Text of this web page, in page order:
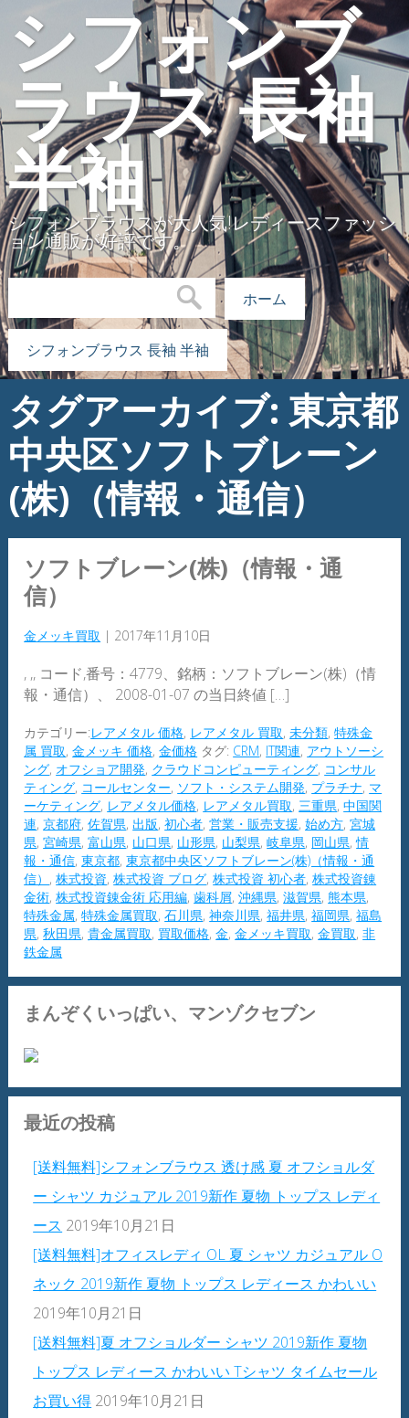
シフォンブ
ラウス 長袖
半袖
シフォンブラウスが大人気!レディースファッシ
ョン通販が好評です。
検索:
ホーム
シフォンブラウス 長袖 半袖
タグアーカイブ: 東京都
中央区ソフトブレーン
(株)（情報・通信）
ソフトブレーン(株)（情報・通
信）
金メッキ買取 | 2017年11月10日
, ,, コード,番号：4779、銘柄：ソフトブレーン(株)（情
報・通信）、 2008-01-07 の当日終値 […]
カテゴリー:レアメタル 価格, レアメタル 買取,未分類,特殊金
属 買取,金メッキ 価格,金価格 タグ: CRM, IT関連, アウトソーシ
ング, オフショア開発, クラウドコンピューティング, コンサル
ティング, コールセンター, ソフト・システム開発, プラチナ, マ
ーケティング, レアメタル価格, レアメタル買取,三重県,中国関
連,京都府,佐賀県,出版,初心者,営業・販売支援,始め方,宮城
県,宮崎県,富山県, 山口県, 山形県, 山梨県,岐阜県, 岡山県,情
報・通信,東京都,東京都中央区ソフトブレーン(株)（情報・通
信） ,株式投資,株式投資 ブログ,株式投資 初心者,株式投資錬
金術,株式投資錬金術 応用編,歯科屑,沖縄県,滋賀県,熊本県,
特殊金属,特殊金属買取,石川県,神奈川県,福井県,福岡県,福島
県,秋田県,貴金属買取, 買取価格,金,金メッキ買取,金買取,非
鉄金属
まんぞくいっぱい、マンゾクセブン
最近の投稿
[送料無料]シフォンブラウス 透け感 夏 オフショルダ
ー シャツ カジュアル 2019新作 夏物 トップス レディ
ース 2019年10月21日
[送料無料]オフィスレディ OL 夏 シャツ カジュアル O
ネック 2019新作 夏物 トップス レディース かわいい
2019年10月21日
[送料無料]夏 オフショルダー シャツ 2019新作 夏物
トップス レディース かわいい Tシャツ タイムセール
お買い得 2019年10月21日